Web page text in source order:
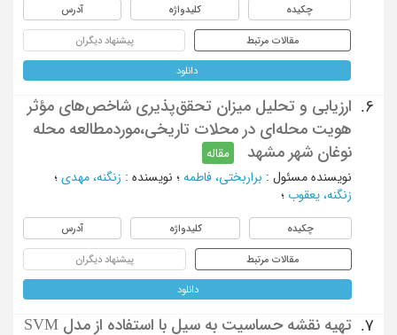
چکیده کلیدواژه آدرس
مقالات مرتبط پیشنهاد دیگران
دانلود
6.
ارزیابی و تحلیل میزان تحقق‌پذیری شاخص‌های مؤثر
هویت محله‌ای در محلات تاریخی،موردمطالعه محله
نوغان شهر مشهد
مقاله
نویسنده مسئول : براربختی، فاطمه ؛ نویسنده : زنگنه، مهدی ؛
زنگنه، یعقوب ؛
چکیده کلیدواژه آدرس
مقالات مرتبط پیشنهاد دیگران
دانلود
7.
تهیه نقشه حساسیت به سیل با استفاده از مدل SVM